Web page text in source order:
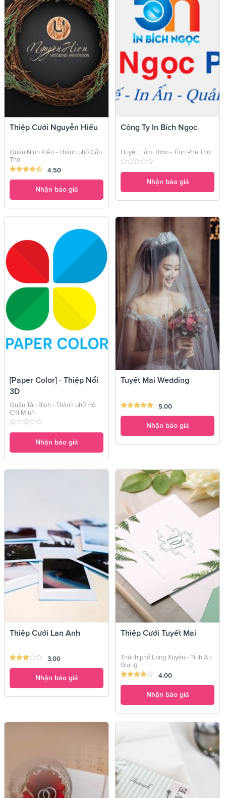
Thiệp Cưới Nguyễn Hiếu
Quận Ninh Kiều - Thành phố Cần
Thơ
4.50
Nhận báo giá
Công Ty In Bích Ngọc
Huyện Lâm Thao - Tỉnh Phú Thọ
Nhận báo giá
[Paper Color] - Thiệp Nổi
3D
Quận Tân Bình - Thành phố Hồ
Chí Minh
Nhận báo giá
Tuyết Mai Wedding
5.00
Nhận báo giá
Thiệp Cưới Lan Anh
3.00
Nhận báo giá
Thiệp Cưới Tuyết Mai
Thành phố Long Xuyên - Tỉnh An
Giang
4.00
Nhận báo giá